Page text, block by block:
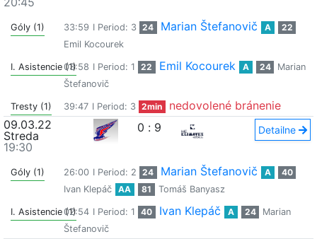
Góly (1) 33:59 I Period: 3 24 Marian Štefanovič A
22
Emil Kocourek
I. Asistencie (1)03:58 I Period: 1 22 Emil Kocourek A 24
Marian
Štefanovič
Tresty (1) 39:47 I Period: 3 2min
nedovolené bránenie
09.03.22
Streda
19:30
0 : 9 Detailne
Góly (1) 26:00 I Period: 2 24 Marian Štefanovič A
40
Ivan Klepáč
AA 81 Tomáš Banyasz
I. Asistencie (1)02:54 I Period: 1 40 Ivan Klepáč A 24
Marian
Štefanovič